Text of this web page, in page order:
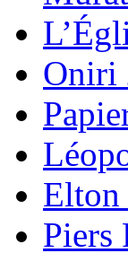
Oniri
Elton
Piers